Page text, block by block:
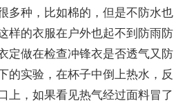
多种，比如棉的，但是不防水也
样的衣服在户外也起不到防雨防
定做在检查冲锋衣是否透气又防
的实验，在杯子中倒上热水，反
上，如果看见热气经过面料冒了